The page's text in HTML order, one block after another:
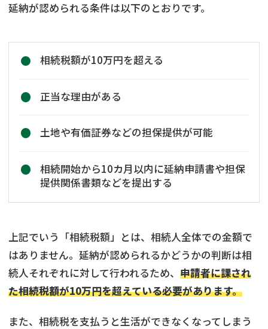
延納が認められる条件は以下のとおりです。
相続税額が10万円を超える
正当な理由がある
土地や有価証券などの担保提供が可能
相続開始から10カ月以内に延納申請書や担保
提供関係書類などを提出する
上記でいう「相続税額」とは、相続人全体での金額で
はありません。延納が認められるかどうかの判断は相
続人それぞれに対して行われるため、 申請者に課され
た相続税額が10万円を超えている必要があります。
また、相続税を支払うと生活ができなくなってしまう